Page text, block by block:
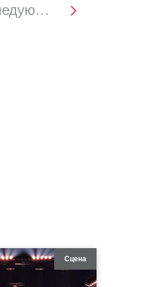
следующее
Сцена